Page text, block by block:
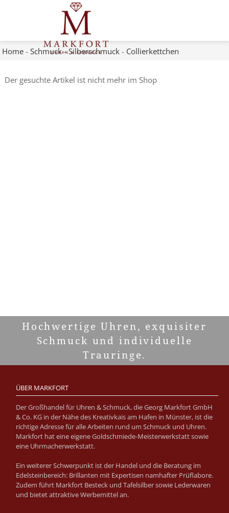
Home -Schmuck-Silberschmuck - Collierkettchen
Der gesuchte Artikel ist nicht mehr im Shop
Hochwertige Uhren, exquisiter
Schmuck und individuelle
Trauringe.
ÜBER MARKFORT
Der Großhandel für Uhren & Schmuck, die Georg Markfort GmbH
& Co. KG in der Nähe des Kreativkais am Hafen in Münster, ist die
richtige Adresse für alle Arbeiten rund um Schmuck und Uhren.
Markfort hat eine eigene Goldschmiede-Meisterwerkstatt sowie
eine Uhrmacherwerkstatt.
Ein weiterer Schwerpunkt ist der Handel und die Beratung im
Edelsteinbereich: Brillanten mit Expertisen namhafter Prüflabore.
Zudem führt Markfort Besteck und Tafelsilber sowie Lederwaren
und bietet attraktive Werbemittel an.